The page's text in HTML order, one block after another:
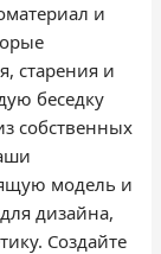
и
старения и
беседку
собственных
модель и
дизайна,
Создайте